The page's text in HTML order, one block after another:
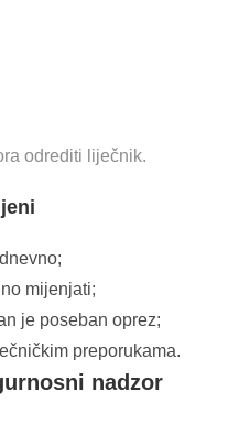
odrediti liječnik.
mijenjati;
je poseban oprez;
preporukama.
nadzor